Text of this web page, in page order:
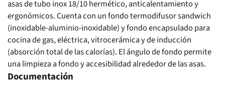
asas de tubo inox 18/10 hermético, anticalentamiento y
ergonómicos. Cuenta con un fondo termodifusor sandwich
(inoxidable-aluminio-inoxidable) y fondo encapsulado para
cocina de gas, eléctrica, vitrocerámica y de inducción
(absorción total de las calorías). El ángulo de fondo permite
una limpieza a fondo y accesibilidad alrededor de las asas.
Documentación